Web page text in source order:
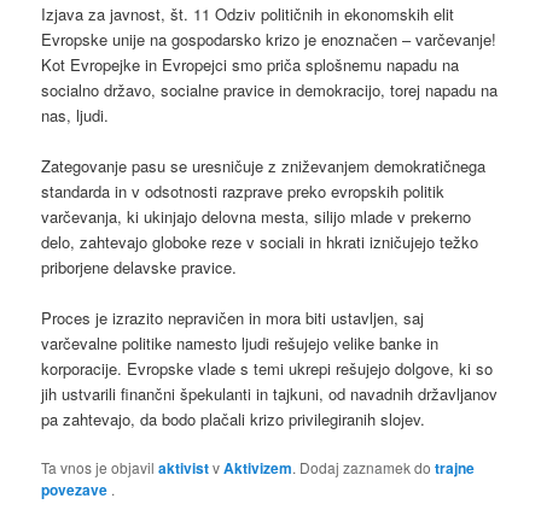
Izjava za javnost, št. 11 Odziv političnih in ekonomskih elit
Evropske unije na gospodarsko krizo je enoznačen – varčevanje!
Kot Evropejke in Evropejci smo priča splošnemu napadu na
socialno državo, socialne pravice in demokracijo, torej napadu na
nas, ljudi.
Zategovanje pasu se uresničuje z zniževanjem demokratičnega
standarda in v odsotnosti razprave preko evropskih politik
varčevanja, ki ukinjajo delovna mesta, silijo mlade v prekerno
delo, zahtevajo globoke reze v sociali in hkrati izničujejo težko
priborjene delavske pravice.
Proces je izrazito nepravičen in mora biti ustavljen, saj
varčevalne politike namesto ljudi rešujejo velike banke in
korporacije. Evropske vlade s temi ukrepi rešujejo dolgove, ki so
jih ustvarili finančni špekulanti in tajkuni, od navadnih državljanov
pa zahtevajo, da bodo plačali krizo privilegiranih slojev.
Ta vnos je objavilaktivistvAktivizem. Dodaj zaznamek dotrajne
povezave .